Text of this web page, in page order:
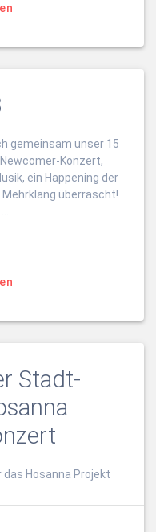
gemeinsam unser 15
Konzert,
ein Happening der
überrascht!
Stadt-
Hosanna Projekt